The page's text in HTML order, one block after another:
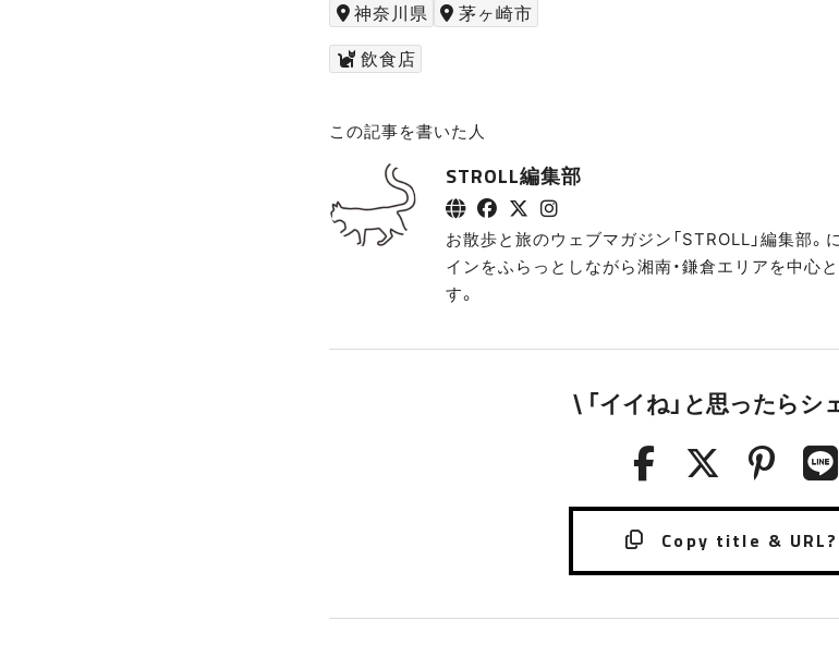
神奈川県 茅ヶ崎市
飲食店
この記事を書いた人
STROLL編集部
お散歩と旅のウェブマガジン「STROLL」編集部
インをふらっとしながら湘南・鎌倉エリアを中心
す。
\ 「イイね」と思ったらシ